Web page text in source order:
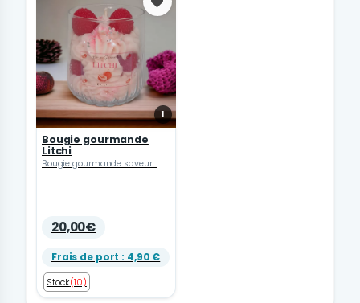
Favoris
1
Bougie gourmande
Litchi
Bougie gourmande saveur...
20,00€
Frais de port : 4,90 €
Stock(10)